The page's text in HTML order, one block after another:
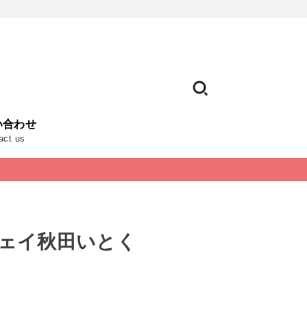
合わせ
us
イ秋田いとく